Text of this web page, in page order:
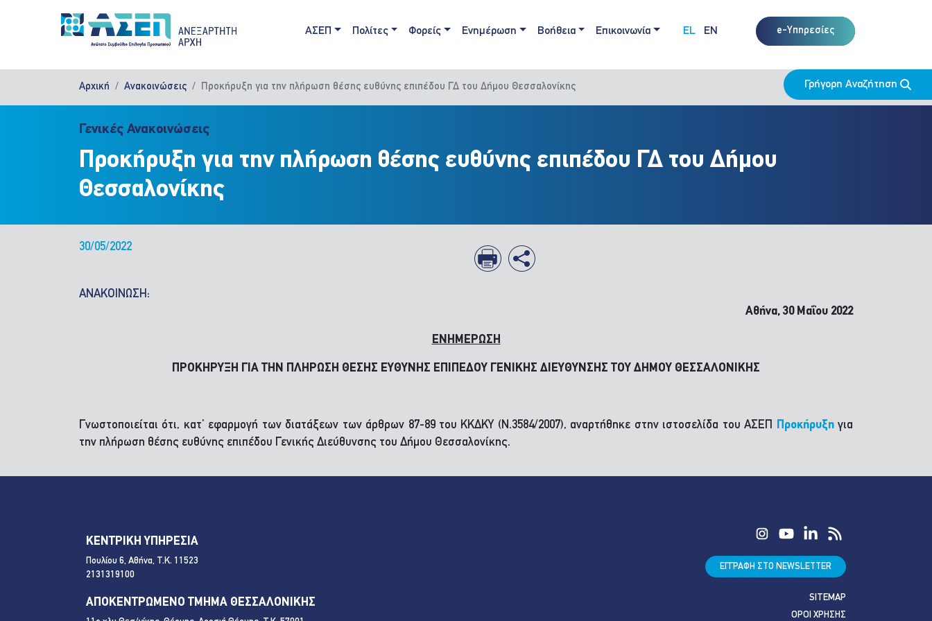
Main navigation
ΑΣΕΠ Πολίτες Φορείς Ενημέρωση Βοήθεια Επικοινωνία EL EN e-Υπηρεσίες
Αρχική Ανακοινώσεις Προκήρυξη για την πλήρωση θέσης ευθύνης επιπέδου ΓΔ του Δήμου Θεσσαλονίκης Γρήγορη Αναζήτηση
Γενικές Ανακοινώσεις
Προκήρυξη για την πλήρωση θέσης ευθύνης επιπέδου ΓΔ του Δήμου
Θεσσαλονίκης
30/05/2022
ΑΝΑΚΟΙΝΩΣΗ:
Αθήνα, 30 Μαΐου 2022
ΕΝΗΜΕΡΩΣΗ
ΠΡΟΚΗΡΥΞΗ ΓΙΑ ΤΗΝ ΠΛΗΡΩΣΗ ΘΕΣΗΣ ΕΥΘΥΝΗΣ ΕΠΙΠΕΔΟΥ ΓΕΝΙΚΗΣ ΔΙΕΥΘΥΝΣΗΣ ΤΟΥ ΔΗΜΟΥ ΘΕΣΣΑΛΟΝΙΚΗΣ
Γνωστοποιείται ότι, κατ’ εφαρμογή των διατάξεων των άρθρων 87-89 του ΚΚΔΚΥ (Ν.3584/2007), αναρτήθηκε στην ιστοσελίδα του ΑΣΕΠ Προκήρυξηγια
την πλήρωση θέσης ευθύνης επιπέδου Γενικής Διεύθυνσης του Δήμου Θεσσαλονίκης.
ΚΕΝΤΡΙΚΗ ΥΠΗΡΕΣΙΑ
Πουλίου 6, Αθήνα, Τ.Κ. 11523
2131319100
ΑΠΟΚΕΝΤΡΩΜΕΝΟ ΤΜΗΜΑ ΘΕΣΣΑΛΟΝΙΚΗΣ
ΕΓΓΡΑΦΗ ΣΤΟ NEWSLETTER
SITEMAP
ΟΡΟΙ ΧΡΗΣΗΣ